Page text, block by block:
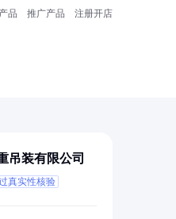
品 推广产品 注册开店
吊装有限公司
真实性核验